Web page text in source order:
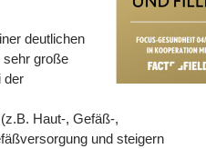
deutlichen
sehr große
der
Haut-, Gefäß-,
und steigern